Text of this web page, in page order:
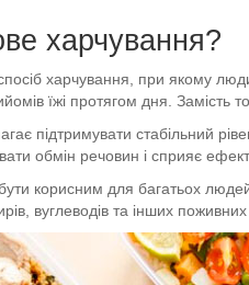
харчування?
харчування, при якому
їжі протягом дня. Замість
підтримувати стабільний
обмін речовин і сприяє
корисним для багатьох
вуглеводів та інших